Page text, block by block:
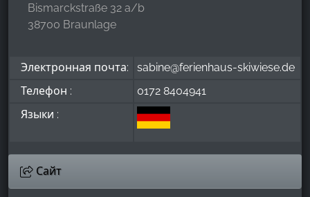
Bismarckstraße 32 a/b
38700 Braunlage
Электронная почта:
sabine@ferienhaus-skiwiese.de
Телефон :
0172 8404941
Языки :
Сайт